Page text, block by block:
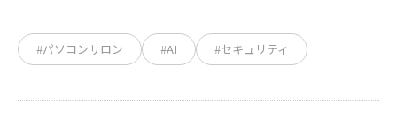
#パソコンサロン #AI #セキュリティ